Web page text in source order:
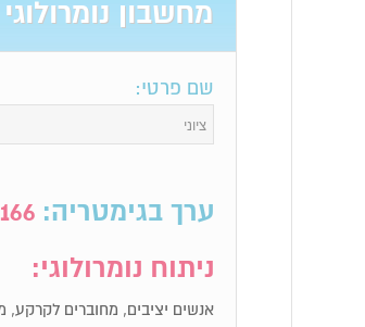
מחשבון נומרולוגי
שם פרטי:
ערך בגימטריה: 166
ניתוח נומרולוגי: